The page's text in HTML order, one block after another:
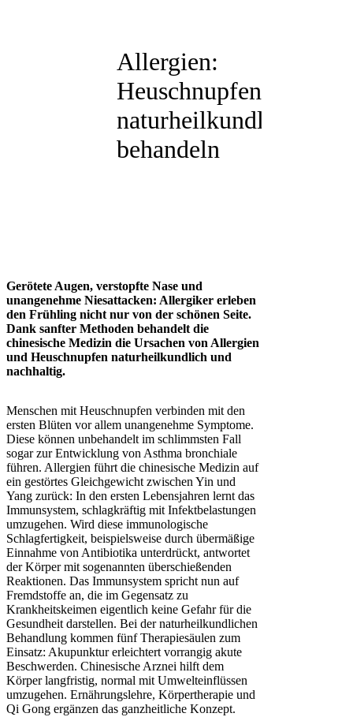
Allergien:
Heuschnupfen
naturheilkundlich
behandeln
Gerötete Augen, verstopfte Nase und
unangenehme Niesattacken: Allergiker erleben
den Frühling nicht nur von der schönen Seite.
Dank sanfter Methoden behandelt die
chinesische Medizin die Ursachen von Allergien
und Heuschnupfen naturheilkundlich und
nachhaltig.
Menschen mit Heuschnupfen verbinden mit den
ersten Blüten vor allem unangenehme Symptome.
Diese können unbehandelt im schlimmsten Fall
sogar zur Entwicklung von Asthma bronchiale
führen. Allergien führt die chinesische Medizin auf
ein gestörtes Gleichgewicht zwischen Yin und
Yang zurück: In den ersten Lebensjahren lernt das
Immunsystem, schlagkräftig mit Infektbelastungen
umzugehen. Wird diese immunologische
Schlagfertigkeit, beispielsweise durch übermäßige
Einnahme von Antibiotika unterdrückt, antwortet
der Körper mit sogenannten überschießenden
Reaktionen. Das Immunsystem spricht nun auf
Fremdstoffe an, die im Gegensatz zu
Krankheitskeimen eigentlich keine Gefahr für die
Gesundheit darstellen. Bei der naturheilkundlichen
Behandlung kommen fünf Therapiesäulen zum
Einsatz: Akupunktur erleichtert vorrangig akute
Beschwerden. Chinesische Arznei hilft dem
Körper langfristig, normal mit Umwelteinflüssen
umzugehen. Ernährungslehre, Körpertherapie und
Qi Gong ergänzen das ganzheitliche Konzept.